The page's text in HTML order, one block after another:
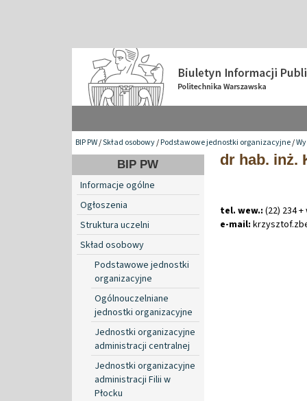
BIP PW/Skład osobowy/Podstawowe jednostki organizacyjne/
BIP PW
Informacje ogólne
Ogłoszenia
Struktura uczelni
Skład osobowy
Podstawowe jednostki
organizacyjne
Ogólnouczelniane
jednostki organizacyjne
Jednostki organizacyjne
administracji centralnej
Jednostki organizacyjne
administracji Filii w
Płocku
dr hab. inż.
tel. wew.: (22) 234
e-mail: krzysztof.